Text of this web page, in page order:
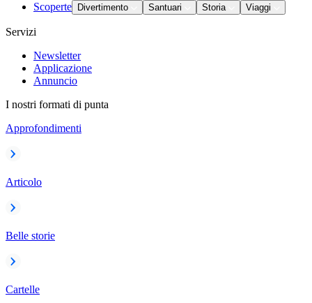
Scoperte Divertimento Santuari Storia Viaggi
Servizi
Newsletter
Applicazione
Annuncio
I nostri formati di punta
Approfondimenti
Articolo
Belle storie
Cartelle